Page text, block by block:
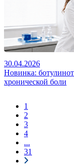
30.04.2026
Новинка:
хронической боли
1
2
3
4
...
31